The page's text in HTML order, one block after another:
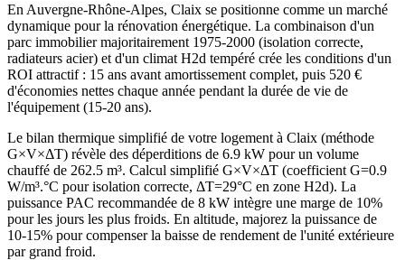
En Auvergne-Rhône-Alpes, Claix se positionne comme un marché
dynamique pour la rénovation énergétique. La combinaison d'un
parc immobilier majoritairement 1975-2000 (isolation correcte,
radiateurs acier) et d'un climat H2d tempéré crée les conditions d'un
ROI attractif : 15 ans avant amortissement complet, puis 520 €
d'économies nettes chaque année pendant la durée de vie de
l'équipement (15-20 ans).
Le bilan thermique simplifié de votre logement à Claix (méthode
G×V×ΔT) révèle des déperditions de 6.9 kW pour un volume
chauffé de 262.5 m³. Calcul simplifié G×V×ΔT (coefficient G=0.9
W/m³.°C pour isolation correcte, ΔT=29°C en zone H2d). La
puissance PAC recommandée de 8 kW intègre une marge de 10%
pour les jours les plus froids. En altitude, majorez la puissance de
10-15% pour compenser la baisse de rendement de l'unité extérieure
par grand froid.